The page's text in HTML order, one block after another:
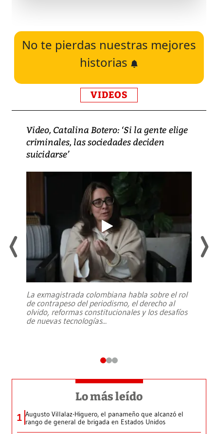
No te pierdas nuestras mejores
historias
VIDEOS
Video, Catalina Botero: ‘Si la gente elige
criminales, las sociedades deciden
suicidarse’
La exmagistrada colombiana habla sobre el rol
de contrapeso del periodismo, el derecho al
olvido, reformas constitucionales y los desafíos
de nuevas tecnologías...
Lo más leído
1 Augusto Villalaz-Higuero, el panameño que alcanzó el
rango de general de brigada en Estados Unidos